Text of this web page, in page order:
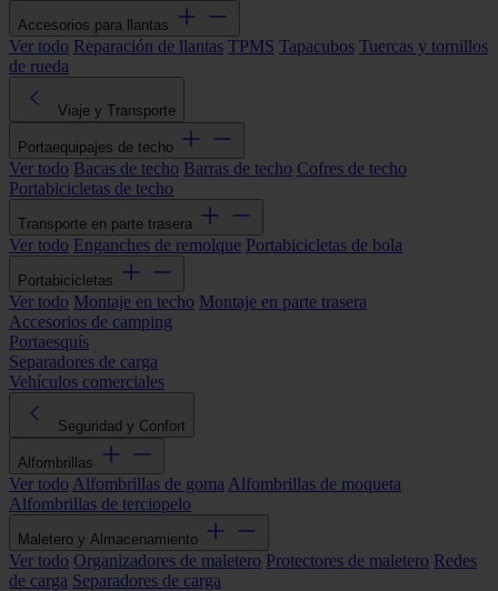
Accesorios para llantas
Ver todo Reparación de llantas TPMS Tapacubos Tuercas y tornillos
de rueda
Viaje y Transporte
Portaequipajes de techo
Ver todo Bacas de techo Barras de techo Cofres de techo
Portabicicletas de techo
Transporte en parte trasera
Ver todo Enganches de remolque Portabicicletas de bola
Portabicicletas
Ver todo Montaje en techo Montaje en parte trasera
Accesorios de camping
Portaesquís
Separadores de carga
Vehículos comerciales
Seguridad y Confort
Alfombrillas
Ver todo Alfombrillas de goma Alfombrillas de moqueta
Alfombrillas de terciopelo
Maletero y Almacenamiento
Ver todo Organizadores de maletero Protectores de maletero Redes
de carga Separadores de carga